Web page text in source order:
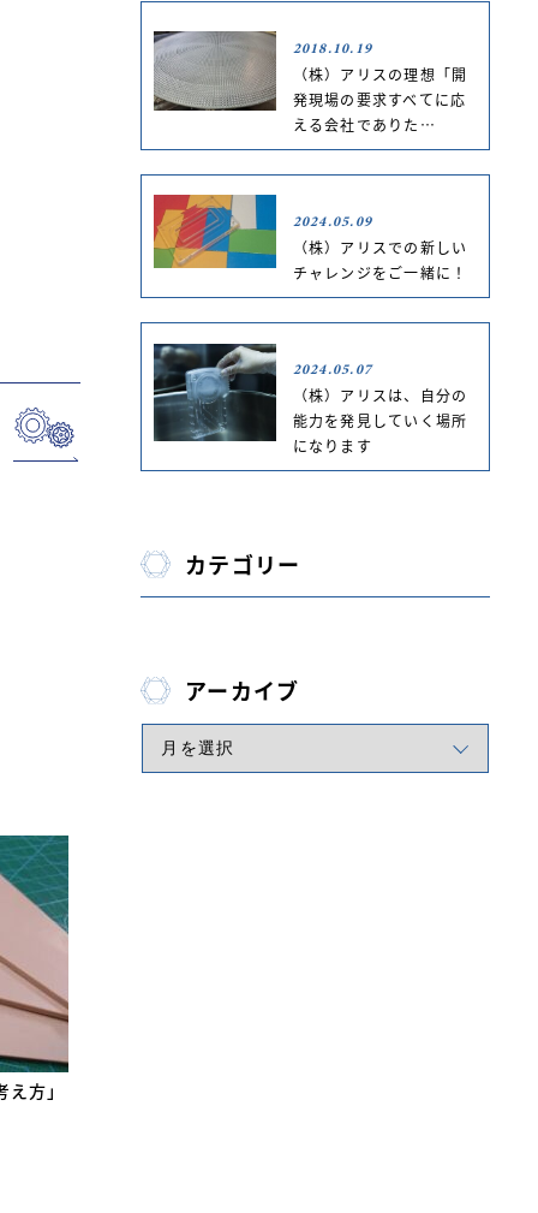
方」
2018.10.19
（株）アリスの理想「開
発現場の要求すべてに応
える会社でありた…
2024.05.09
（株）アリスでの新しい
チャレンジをご一緒に！
2024.05.07
（株）アリスは、自分の
能力を発見していく場所
になります
カテゴリー
アーカイブ